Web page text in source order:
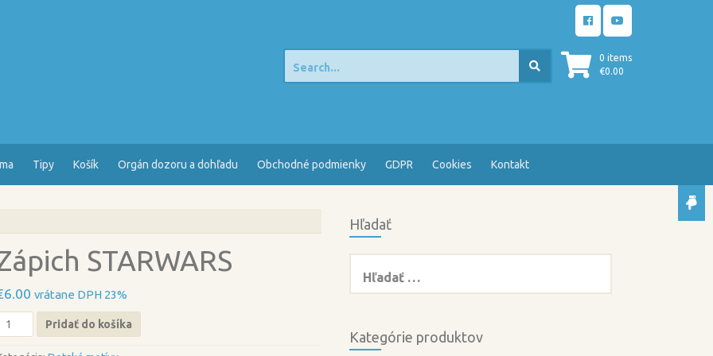
0 items
€0.00
for:
Tipy Košík Orgán dozoru a dohľadu Obchodné podmienky GDPR Cookies Kontakt
STARWARS
6.00 vrátane DPH 23%
množstvo
STARWARS
Pridať do košíka
Hľadať
Kategórie produktov